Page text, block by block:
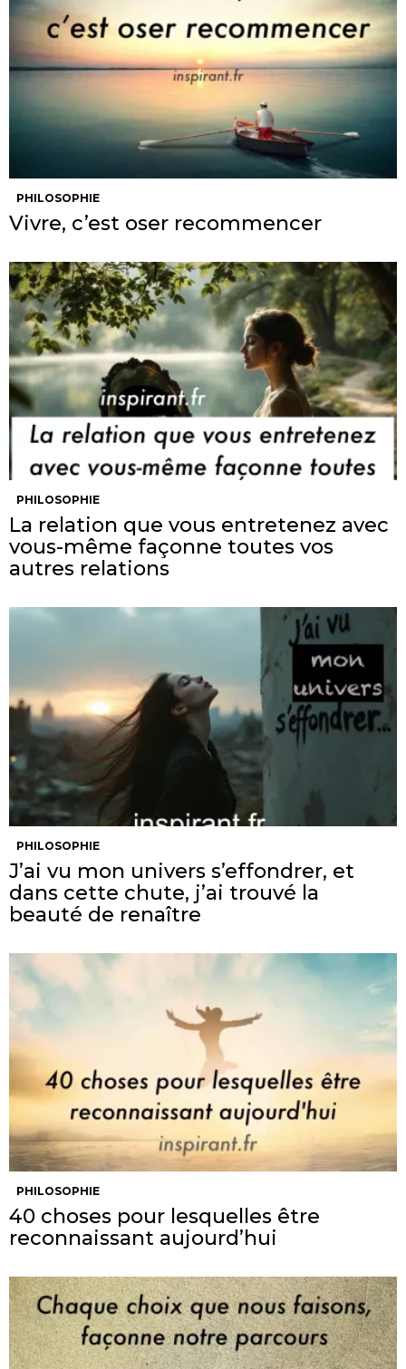
PHILOSOPHIE
Vivre, c’est oser recommencer
PHILOSOPHIE
La relation que vous entretenez avec
vous-même façonne toutes vos
autres relations
PHILOSOPHIE
J’ai vu mon univers s’effondrer, et
dans cette chute, j’ai trouvé la
beauté de renaître
PHILOSOPHIE
40 choses pour lesquelles être
reconnaissant aujourd’hui